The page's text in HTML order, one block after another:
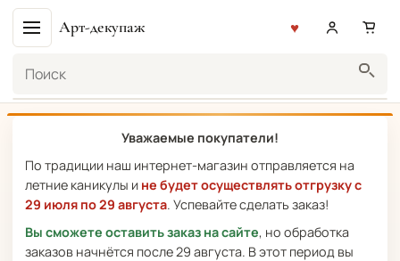
Арт-декупаж
Уважаемые покупатели!
По традиции наш интернет-магазин отправляется на
летние каникулы и не будет осуществлять отгрузку с
29 июля по 29 августа. Успевайте сделать заказ!
Вы сможете оставить заказ на сайте, но обработка
заказов начнётся после 29 августа. В этот период вы